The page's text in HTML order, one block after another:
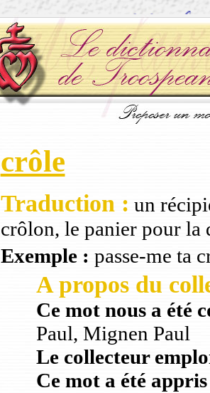
crôle
Traduction : un
crôlon, le panier pour la
Exemple : passe-me ta
A propos du
Ce mot nous a été
Paul, Mignen Paul
Le collecteur
Ce mot a été